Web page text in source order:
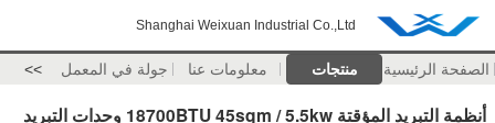
Shanghai Weixuan Industrial Co.,Ltd
الصفحة الرئيسية منتجات معلومات عنا جولة في المعمل >>
أنظمة التبريد المؤقتة 18700BTU 45sqm / 5.5kw وحدات التبريد